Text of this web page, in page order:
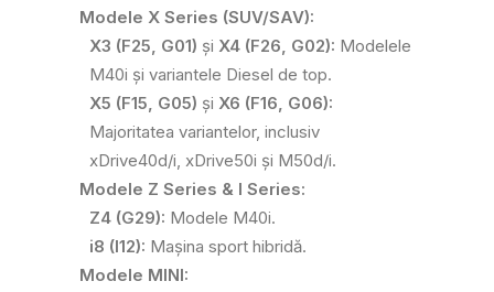
Modele X Series (SUV/SAV):
X3 (F25, G01) și X4 (F26, G02): Modelele
M40i și variantele Diesel de top.
X5 (F15, G05) și X6 (F16, G06):
Majoritatea variantelor, inclusiv
xDrive40d/i, xDrive50i și M50d/i.
Modele Z Series & I Series:
Z4 (G29): Modele M40i.
i8 (I12): Mașina sport hibridă.
Modele MINI: